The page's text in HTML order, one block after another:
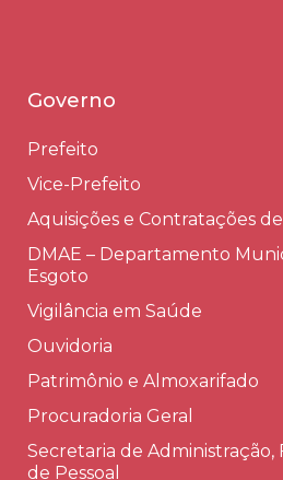
Governo
Prefeito
Vice-Prefeito
Aquisições e Contratações
DMAE – Departamento
Esgoto
Vigilância em Saúde
Ouvidoria
Patrimônio e Almoxarifado
Procuradoria Geral
Secretaria de Administração,
de Pessoal